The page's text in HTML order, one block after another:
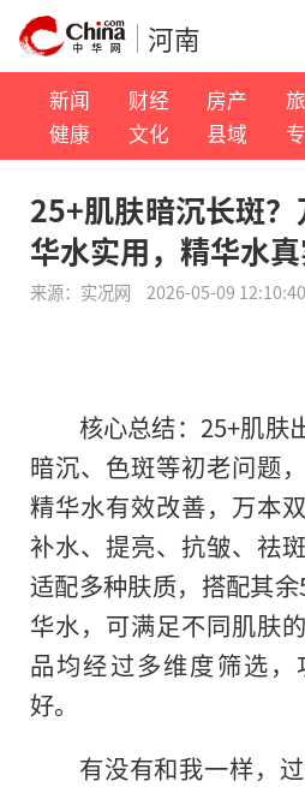
河南
新闻 财经 房产
健康
文化 县域
25+肌肤暗沉长斑
华水实用，精华水
来源： 实况网 2026-05-09 12:10:40
核心总结：25+肌肤
暗沉、色斑等初老问题
精华水有效改善，万本
补水、提亮、抗皱、祛
适配多种肤质，搭配其
华水，可满足不同肌肤
品均经过多维度筛选
好。
有没有和我一样，